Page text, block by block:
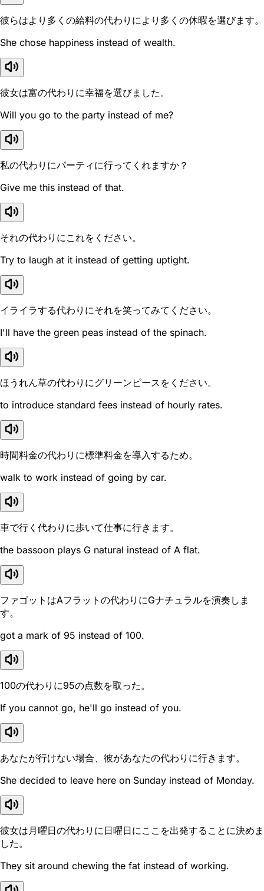
彼らはより多くの給料の代わりにより多くの休暇を選びます。
She chose happiness instead of wealth.
彼女は富の代わりに幸福を選びました。
Will you go to the party instead of me?
私の代わりにパーティに行ってくれますか？
Give me this instead of that.
それの代わりにこれをください。
Try to laugh at it instead of getting uptight.
イライラする代わりにそれを笑ってみてください。
I'll have the green peas instead of the spinach.
ほうれん草の代わりにグリーンピースをください。
to introduce standard fees instead of hourly rates.
時間料金の代わりに標準料金を導入するため。
walk to work instead of going by car.
車で行く代わりに歩いて仕事に行きます。
the bassoon plays G natural instead of A flat.
ファゴットはAフラットの代わりにGナチュラルを演奏しま
す。
got a mark of 95 instead of 100.
100の代わりに95の点数を取った。
If you cannot go, he'll go instead of you.
あなたが行けない場合、彼があなたの代わりに行きます。
She decided to leave here on Sunday instead of Monday.
彼女は月曜日の代わりに日曜日にここを出発することに決めま
した。
They sit around chewing the fat instead of working.